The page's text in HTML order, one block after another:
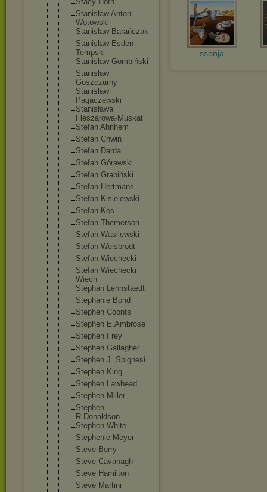
Stanisław Antoni
Wotowski
Stanisław Barańczak
Stanislaw Esden-
Temps ki
Stanisław Gombiński
Stanisław
Goszczurny
Stanislaw
Pagaczewski
Stanisława
Fleszarowa-Muskat
Stefan Ahnhem
Stefan Chwin
Stefan Darda
Stefan Górawski
Stefan Grabiński
Stefan Hertmans
Stefan Kisielewski
Stefan Kos
Stefan Themerson
Stefan Wasilewski
Stefan Weisbrodt
Stefan Wiechecki
Stefan Wiechecki
Wiech
Stephan Lehnstaedt
Stephanie Bond
Stephen Coonts
Stephen E.Ambrose
Stephen Frey
Stephen Gallagher
Stephen J. Spignesi
Stephen King
Stephen Lawhead
Stephen Miller
Stephen
R.Donaldson
Stephen White
Stephenie Meyer
Steve Berry
Steve Cavanagh
Steve Hamilton
Steve Martini
ssonja